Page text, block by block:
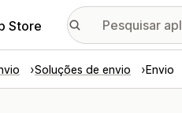
Store
Soluções de envio Envio